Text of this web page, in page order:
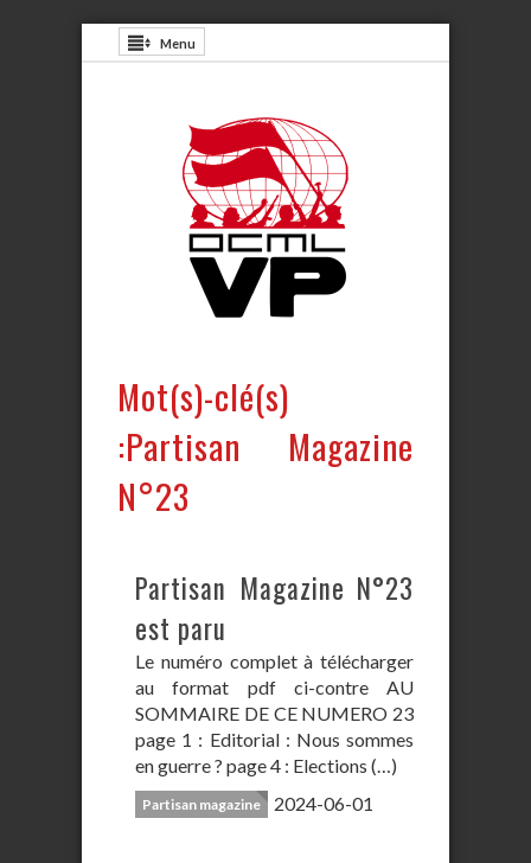
Menu
Mot(s)-clé(s)
:Partisan Magazine
N°23
Partisan Magazine N°23
est paru
Le numéro complet à télécharger
au format pdf ci-contre AU
SOMMAIRE DE CE NUMERO 23
page 1 : Editorial : Nous sommes
en guerre ? page 4 : Elections (…)
Partisan magazine 2024-06-01